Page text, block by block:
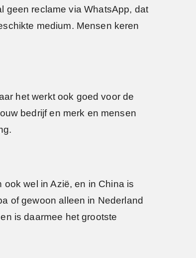
geen reclame via WhatsApp, dat
medium. Mensen keren
het werkt ook goed voor de
bedrijf en merk en mensen
wel in Azië, en in China is
of gewoon alleen in Nederland
is daarmee het grootste